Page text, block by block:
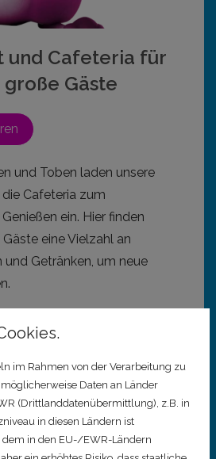
und Cafeteria für
Gäste
und Toben laden unsere
die Cafeteria zum
ein. Hier finden
eine Vielzahl an
und Getränken, um neue
Geburtstagsfeiern
im Hawoge
im Rahmen von der Verarbeitung zu
Daten an Länder
(Drittlanddatenübermittlung), z.B. in
in diesen Ländern ist
in den EU-/EWR-Ländern